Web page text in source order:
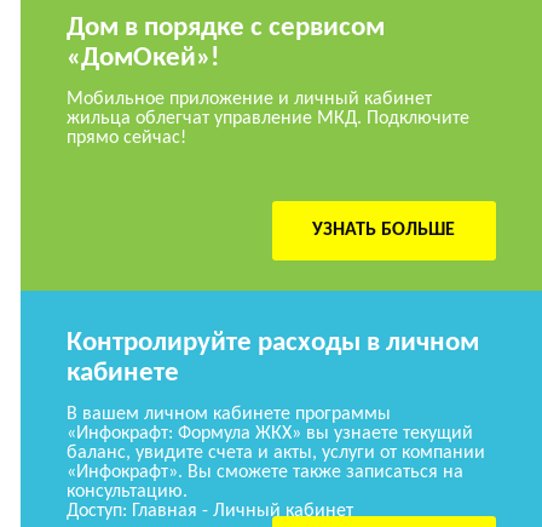
Дом в порядке с сервисом
«ДомОкей»!
Мобильное приложение и личный кабинет
жильца облегчат управление МКД. Подключите
прямо сейчас!
УЗНАТЬ БОЛЬШЕ
Контролируйте расходы в личном
кабинете
В вашем личном кабинете программы
«Инфокрафт: Формула ЖКХ» вы узнаете текущий
баланс, увидите счета и акты, услуги от компании
«Инфокрафт». Вы сможете также записаться на
консультацию.
Доступ: Главная - Личный кабинет